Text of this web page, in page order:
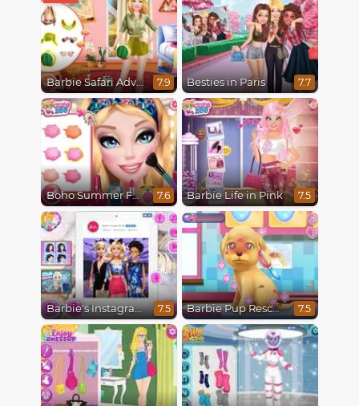
Barbie Safari Adventure 7.9 Besties in Paris 7.7
Boho Summer Festival Besties 7.6 Barbie Life in Pink 7.5
Barbie's Instagram Life 7.5 Barbie Pup Rescue 7.5